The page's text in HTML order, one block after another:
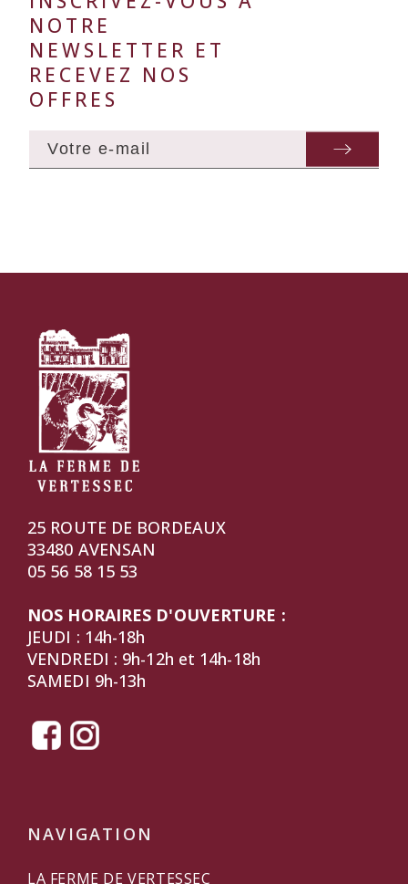
NOTRE
NEWSLETTER ET
RECEVEZ NOS
OFFRES
25 ROUTE DE BORDEAUX
33480 AVENSAN
05 56 58 15 53
NOS HORAIRES D'OUVERTURE :
JEUDI : 14h-18h
VENDREDI : 9h-12h et 14h-18h
SAMEDI 9h-13h
NAVIGATION
LA FERME DE VERTESSEC